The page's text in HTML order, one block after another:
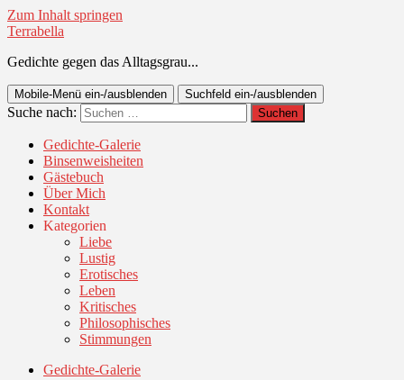
Zum Inhalt springen
Terrabella
Gedichte gegen das Alltagsgrau...
Mobile-Menü ein-/ausblenden Suchfeld ein-/ausblenden
Suche nach:
Gedichte-Galerie
Binsenweisheiten
Gästebuch
Über Mich
Kontakt
Kategorien
Liebe
Lustig
Erotisches
Leben
Kritisches
Philosophisches
Stimmungen
Gedichte-Galerie